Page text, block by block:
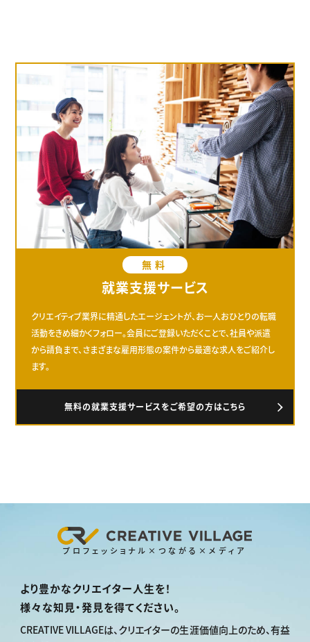
プロフェッショナル×つながる×メディア
無料
就業支援サービス
クリエイティブ業界に精通したエージェントが、お一人おひとりの転職
活動をきめ細かくフォロー。会員にご登録いただくことで、社員や派遣
から請負まで、さまざまな雇用形態の案件から最適な求人をご紹介し
ます。
無料の就業支援サービスをご希望の方はこちら
プロフェッショナル×つながる×メディア
より豊かなクリエイター人生を！
様々な知見・発見を得てください。
CREATIVE VILLAGEは、クリエイターの生涯価値向上のため、有益